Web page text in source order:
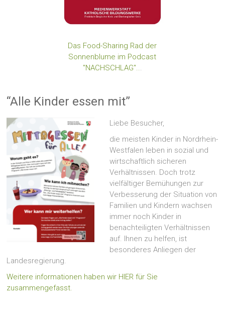
Das Food-Sharing Rad der
Sonnenblume im Podcast
"NACHSCHLAG"...
“Alle Kinder essen mit”
Liebe Besucher,
die meisten Kinder in Nordrhein-
Westfalen leben in sozial und
wirtschaftlich sicheren
Verhältnissen. Doch trotz
vielfältiger Bemühungen zur
Verbesserung der Situation von
Familien und Kindern wachsen
immer noch Kinder in
benachteiligten Verhältnissen
auf. Ihnen zu helfen, ist
besonderes Anliegen der
Landesregierung.
Weitere informationen haben wir HIER für Sie
zusammengefasst.